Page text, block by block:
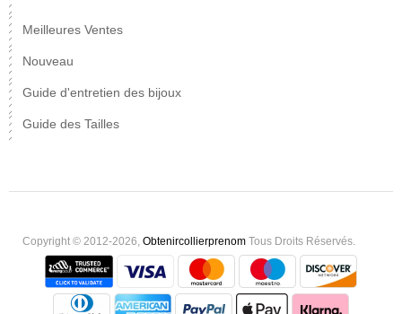
Meilleures Ventes
Nouveau
Guide d'entretien des bijoux
Guide des Tailles
Copyright © 2012-2026, Obtenircollierprenom Tous Droits Réservés.